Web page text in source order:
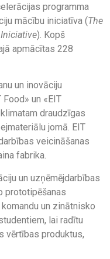
programma
mācību iniciatīva (The
). Kopš
apmācītas 228
un inovāciju
un «EIT
draudzīgas
jomā. EIT
veicināšanas
fabrika.
un uzņēmējdarbības
prototipēšanas
un zinātnisko
lai radītu
vērtības produktus,